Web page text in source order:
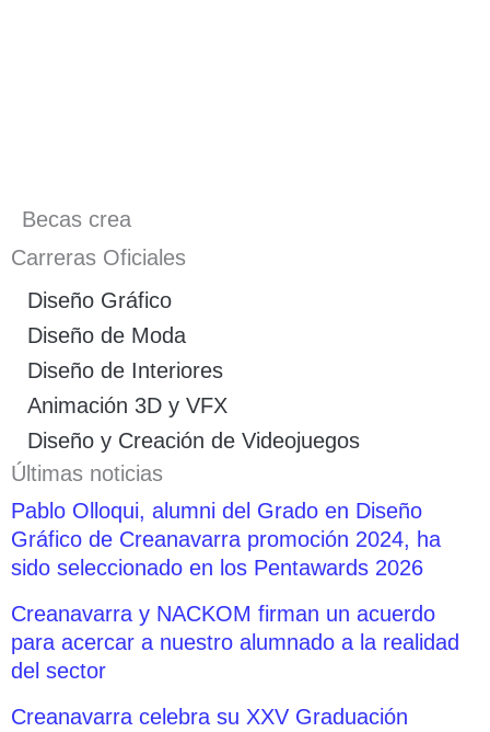
Becas crea
Carreras Oficiales
Diseño Gráfico
Diseño de Moda
Diseño de Interiores
Animación 3D y VFX
Diseño y Creación de Videojuegos
Últimas noticias
Pablo Olloqui, alumni del Grado en Diseño
Gráfico de Creanavarra promoción 2024, ha
sido seleccionado en los Pentawards 2026
Creanavarra y NACKOM firman un acuerdo
para acercar a nuestro alumnado a la realidad
del sector
Creanavarra celebra su XXV Graduación